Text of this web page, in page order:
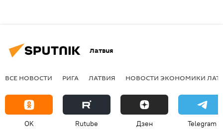
Латвия
ВСЕ НОВОСТИ РИГА ЛАТВИЯ НОВОСТИ ЭКОНОМИКИ
OK Rutube Дзен Telegram